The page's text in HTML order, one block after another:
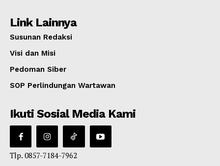
Link Lainnya
Susunan Redaksi
Visi dan Misi
Pedoman Siber
SOP Perlindungan Wartawan
Ikuti Sosial Media Kami
Tlp. 0857-7184-7962